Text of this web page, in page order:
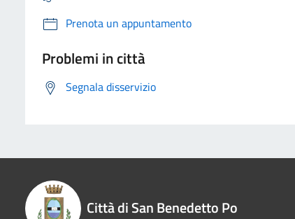
Prenota un appuntamento
Problemi in città
Segnala disservizio
Città di San Benedetto Po